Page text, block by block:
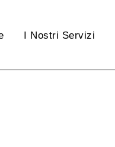
I Nostri Servizi